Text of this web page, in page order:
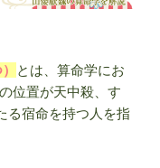
とは、算命学にお
位置が天中殺、す
る宿命を持つ人を指